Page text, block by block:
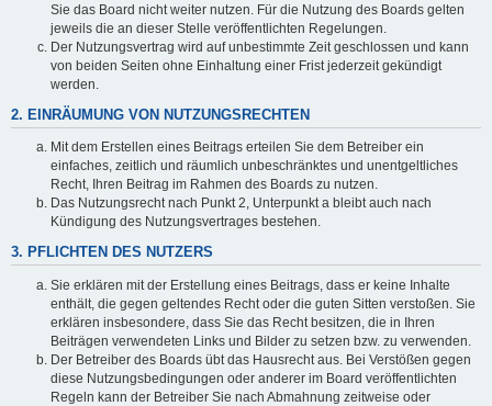
Sie das Board nicht weiter nutzen. Für die Nutzung des Boards gelten
jeweils die an dieser Stelle veröffentlichten Regelungen.
Der Nutzungsvertrag wird auf unbestimmte Zeit geschlossen und kann
von beiden Seiten ohne Einhaltung einer Frist jederzeit gekündigt
werden.
2. EINRÄUMUNG VON NUTZUNGSRECHTEN
Mit dem Erstellen eines Beitrags erteilen Sie dem Betreiber ein
einfaches, zeitlich und räumlich unbeschränktes und unentgeltliches
Recht, Ihren Beitrag im Rahmen des Boards zu nutzen.
Das Nutzungsrecht nach Punkt 2, Unterpunkt a bleibt auch nach
Kündigung des Nutzungsvertrages bestehen.
3. PFLICHTEN DES NUTZERS
Sie erklären mit der Erstellung eines Beitrags, dass er keine Inhalte
enthält, die gegen geltendes Recht oder die guten Sitten verstoßen. Sie
erklären insbesondere, dass Sie das Recht besitzen, die in Ihren
Beiträgen verwendeten Links und Bilder zu setzen bzw. zu verwenden.
Der Betreiber des Boards übt das Hausrecht aus. Bei Verstößen gegen
diese Nutzungsbedingungen oder anderer im Board veröffentlichten
Regeln kann der Betreiber Sie nach Abmahnung zeitweise oder